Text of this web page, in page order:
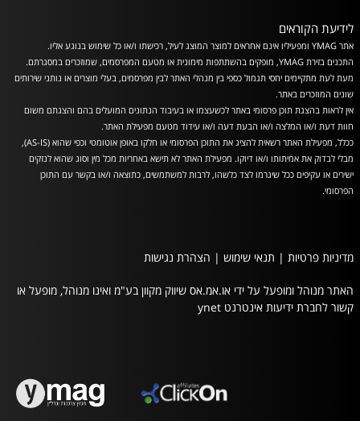
לידיעת הקוראים
אתר YMAG ומפעיליו אינם אחראים למוצר המוצג לעיל, רכישתו ו/או כל שימוש בנוגע אליו.
התכנים בזירת YMAG, מופקים בהשתתפות מימונית או מטעם המפרסמים, שמוזכרים במסגרתם.
מעת לעת מתקיימים יחסי תגמול כספי בין מנהלי האתר לבין מפרסמים, בעלי מוצרים או נותני שירותים
שונים המוזכרים באתר.
אין לראות בהצגת תוכן פרסומי באתר לכשעצמו או בעיבוד הנתונים המועלים בהם והצגתם משום
חוות דעת ו/או המלצה ו/או הבעת דעה ו/או עידוד מטעם מפעילת האתר.
ככלל, מפעילת האתר רשאית להציג את התוכן הפרסומי או חלקו באופן אוטומטי וכפי שהוא (AS-IS),
מבלי לבדוק את אמיתותו ו/או דיוקו. מפעילת האתר לא תישא באחריות מכל מין וסוג שהוא לנזקים
ישירים או עקיפים ככל שיגרמו לצד כלשהו, לרבות למשתמשים, כתוצאה ו/או בקשר עם התוכן
הפרסומי.
מדיניות פרטיות | תנאי שימוש | הצהרת נגישות
האתר מנוהל ומופעל על ידי או.אמ.אס שיווק מקוון בע"מ ואינו מנוהל, מופעל או
קשור לחברת ידיעות אינטרנט ynet